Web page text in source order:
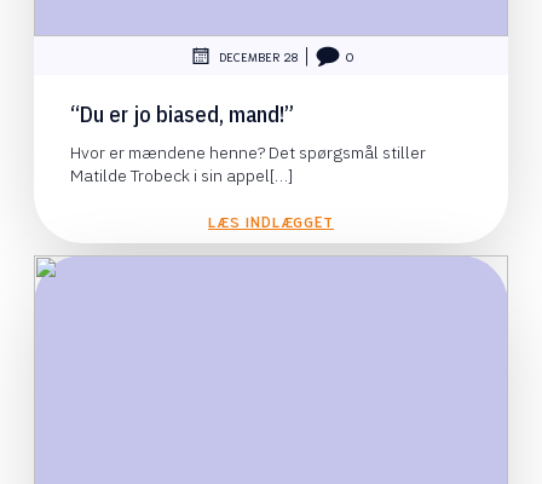
DECEMBER 28 0
“Du er jo biased, mand!”
Hvor er mændene henne? Det spørgsmål stiller
Matilde Trobeck i sin appel[…]
LÆS INDLÆGGET